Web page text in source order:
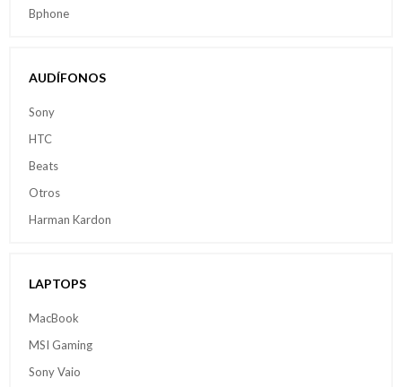
Bphone
AUDÍFONOS
Sony
HTC
Beats
Otros
Harman Kardon
LAPTOPS
MacBook
MSI Gaming
Sony Vaio